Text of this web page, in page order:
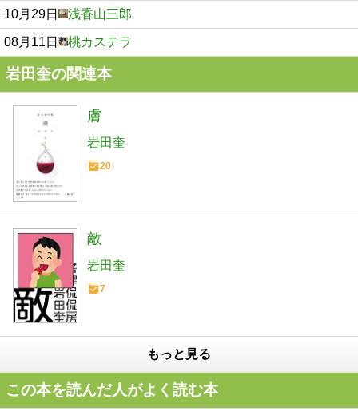
10月29日 浅香山三郎
08月11日 桃カステラ
岩田奎の関連本
膚
岩田奎
20
敵
岩田奎
7
もっと見る
この本を読んだ人がよく読む本